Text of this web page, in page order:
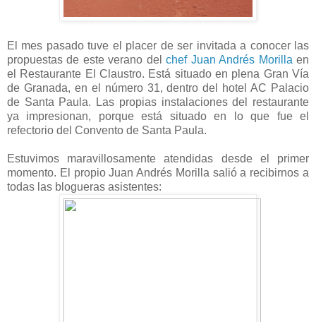
El mes pasado tuve el placer de ser invitadaa conocer las
propuestas de este verano delchef Juan Andrés Morilla en
el Restaurante El Claustro. Está situado en plena Gran Vía
de Granada, en el número 31, dentro del hotel AC Palacio
de Santa Paula. Las propias instalaciones del restaurante
ya impresionan, porque está situado en lo que fue el
refectorio del Convento de Santa Paula.
Estuvimos maravillosamente atendidas desde el primer
momento. El propio Juan Andrés Morilla salió a recibirnos a
todas las blogueras asistentes: